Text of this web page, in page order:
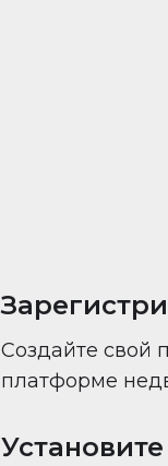
Создайте свой
платформе